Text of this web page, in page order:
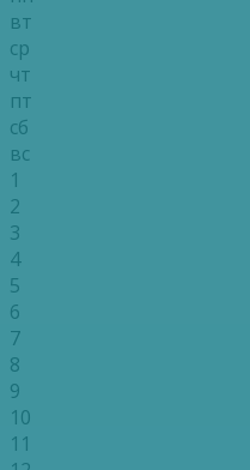
вт
ср
чт
пт
сб
вс
1
2
3
4
5
6
7
8
9
10
11